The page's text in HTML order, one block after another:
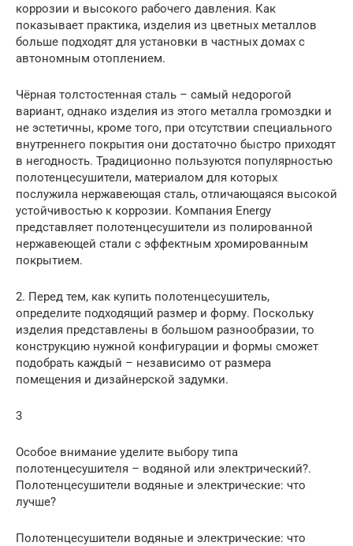
коррозии и высокого рабочего давления. Как
показывает практика, изделия из цветных металлов
больше подходят для установки в частных домах с
автономным отоплением.
Чёрная толстостенная сталь – самый недорогой
вариант, однако изделия из этого металла громоздки и
не эстетичны, кроме того, при отсутствии специального
внутреннего покрытия они достаточно быстро приходят
в негодность. Традиционно пользуются популярностью
полотенцесушители, материалом для которых
послужила нержавеющая сталь, отличающаяся высокой
устойчивостью к коррозии. Компания Energy
представляет полотенцесушители из полированной
нержавеющей стали с эффектным хромированным
покрытием.
2. Перед тем, как купить полотенцесушитель,
определите подходящий размер и форму. Поскольку
изделия представлены в большом разнообразии, то
конструкцию нужной конфигурации и формы сможет
подобрать каждый – независимо от размера
помещения и дизайнерской задумки.
3
Особое внимание уделите выбору типа
полотенцесушителя – водяной или электрический?.
Полотенцесушители водяные и электрические: что
лучше?
Полотенцесушители водяные и электрические: что